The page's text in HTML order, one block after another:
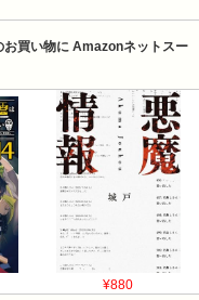
買い物に Amazonネットスー
¥880